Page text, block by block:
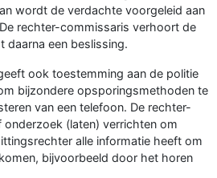
wordt de verdachte voorgeleid aan
rechter-commissaris verhoort de
daarna een beslissing.
ook toestemming aan de politie
bijzondere opsporingsmethoden te
van een telefoon. De rechter-
(laten) verrichten om
alle informatie heeft om
bijvoorbeeld door het horen